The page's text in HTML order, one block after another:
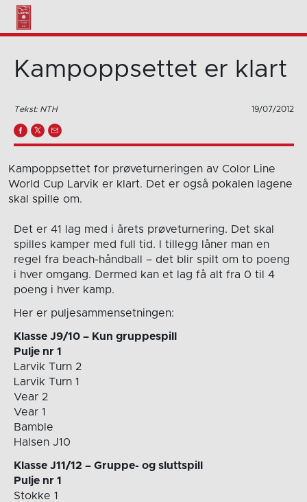
Kampoppsettet er klart
Tekst: NTH 19/07/2012
Kampoppsettet for prøveturneringen av Color Line
World Cup Larvik er klart. Det er også pokalen lagene
skal spille om.
Det er 41 lag med i årets prøveturnering. Det skal
spilles kamper med full tid. I tillegg låner man en
regel fra beach-håndball – det blir spilt om to poeng
i hver omgang. Dermed kan et lag få alt fra 0 til 4
poeng i hver kamp.
Her er puljesammensetningen:
Klasse J9/10 – Kun gruppespill
Pulje nr 1
Larvik Turn 2
Larvik Turn 1
Vear 2
Vear 1
Bamble
Halsen J10
Klasse J11/12 – Gruppe- og sluttspill
Pulje nr 1
Stokke 1